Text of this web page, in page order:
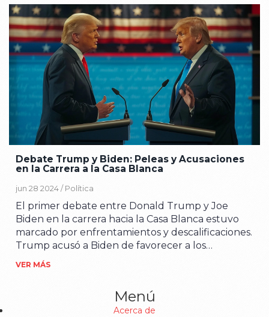
producción comenzará en St. Louis, con planes
de despliegue antes del fin del mandato de
Trump.
Debate Trump y Biden: Peleas y Acusaciones
en la Carrera a la Casa Blanca
jun 28 2024 / Política
El primer debate entre Donald Trump y Joe
Biden en la carrera hacia la Casa Blanca estuvo
marcado por enfrentamientos y descalificaciones.
Trump acusó a Biden de favorecer a los
migrantes sobre los ciudadanos americanos y
de migrantes enjaulados durante la
administración Trump.
VER MÁS
Menú
Acerca de